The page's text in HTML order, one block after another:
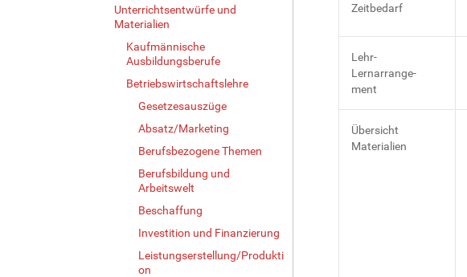
Unterrichtsentwürfe und
Materialien
Kaufmännische
Ausbildungsberufe
Betriebswirtschaftslehre
Gesetzesauszüge
Absatz/Marketing
Berufsbezogene Themen
Berufsbildung und
Arbeitswelt
Beschaffung
Investition und Finanzierung
Leistungserstellung/Produkti
on
Zeitbedarf
Lehr-
Lernarrange-
ment
Übersicht
Materialien